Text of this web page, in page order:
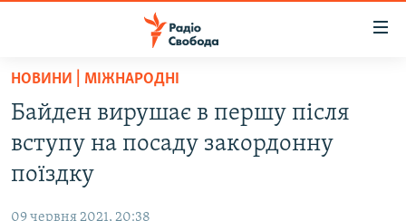
Перейти
основного
матеріалу
Перейти
до
основної
ВСЕ ЗА ДОБУ
СТАТТІ
НОВИНИ | МІЖНАРОДНІ
Байден вирушає в першу після
вступу на посаду закордонну
поїздку
09 червня 2021, 20:38